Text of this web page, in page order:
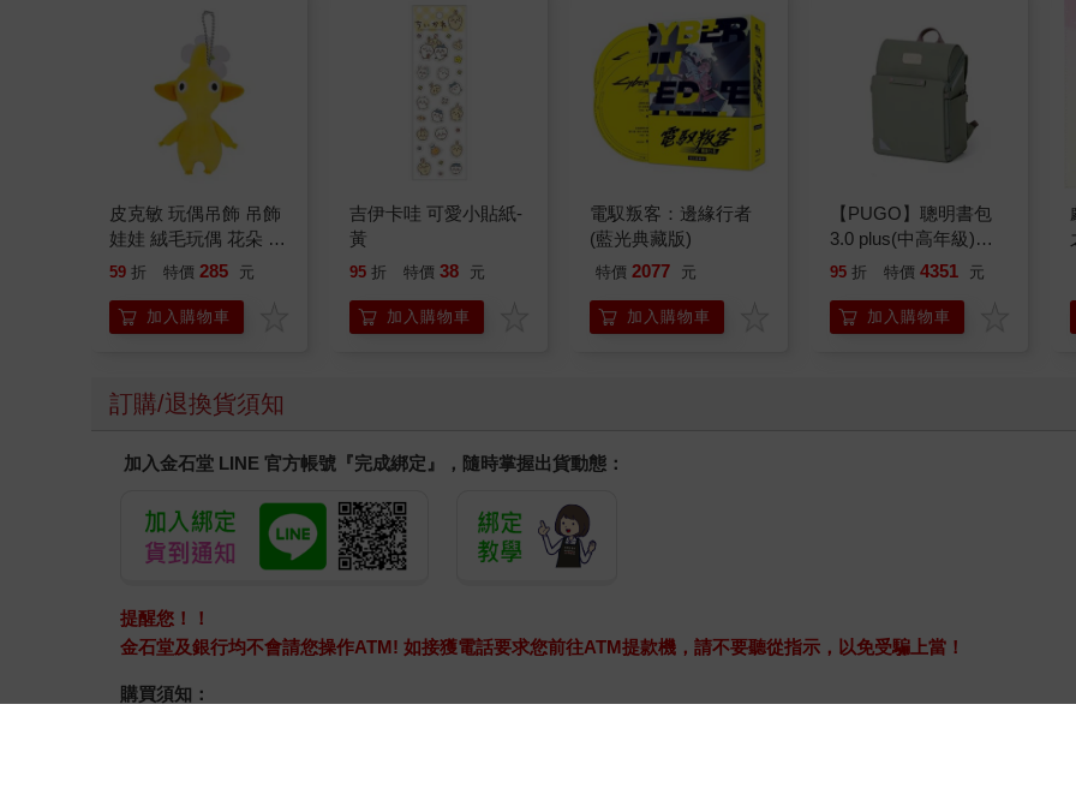
皮克敏 玩偶吊飾 吊飾
娃娃 絨毛玩偶 花朵 葉
子 藍色皮克敏 紅色皮
Pikmin 任天堂 三英貿
易
59 折 特價 285 元
加入購物車
吉伊卡哇 可愛小貼紙-
黃
95 折 特價 38 元
加入購物車
電馭叛客：邊緣行者
(藍光典藏版)
特價 2077 元
加入購物車
【PUGO】聰明書包
3.0 plus(中高年級)沙
綠 全新進化玩美上市
95 折 特價 4351 元
加入購物車
訂購/退換貨須知
加入金石堂 LINE 官方帳號『完成綁定』，隨時掌握出貨動態：
提醒您！！
金石堂及銀行均不會請您操作ATM! 如接獲電話要求您前往ATM提款機，請不要聽從指示，以免受騙上當！
購買須知：